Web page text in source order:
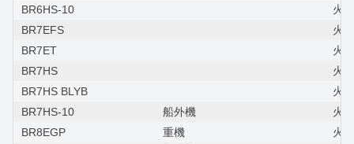
BR6HS-10
火
BR7EFS
火
BR7ET
火
BR7HS
火
BR7HS BLYB
火
BR7HS-10
船外機
火
BR8EGP
重機
火